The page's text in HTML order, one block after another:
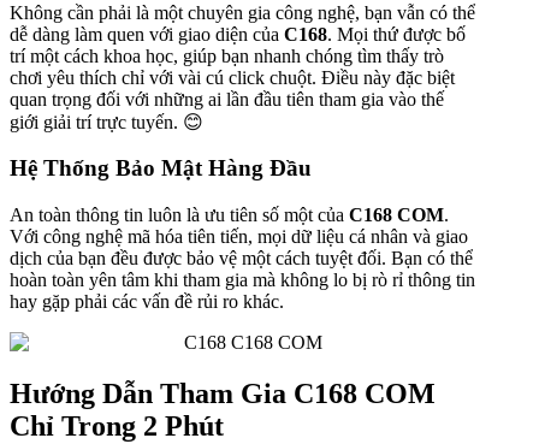
Không cần phải là một chuyên gia công nghệ, bạn vẫn có thể
dễ dàng làm quen với giao diện của C168. Mọi thứ được bố
trí một cách khoa học, giúp bạn nhanh chóng tìm thấy trò
chơi yêu thích chỉ với vài cú click chuột. Điều này đặc biệt
quan trọng đối với những ai lần đầu tiên tham gia vào thế
giới giải trí trực tuyến. 😊
Hệ Thống Bảo Mật Hàng Đầu
An toàn thông tin luôn là ưu tiên số một của C168 COM.
Với công nghệ mã hóa tiên tiến, mọi dữ liệu cá nhân và giao
dịch của bạn đều được bảo vệ một cách tuyệt đối. Bạn có thể
hoàn toàn yên tâm khi tham gia mà không lo bị rò rỉ thông tin
hay gặp phải các vấn đề rủi ro khác.
Hướng Dẫn Tham Gia C168 COM
Chỉ Trong 2 Phút